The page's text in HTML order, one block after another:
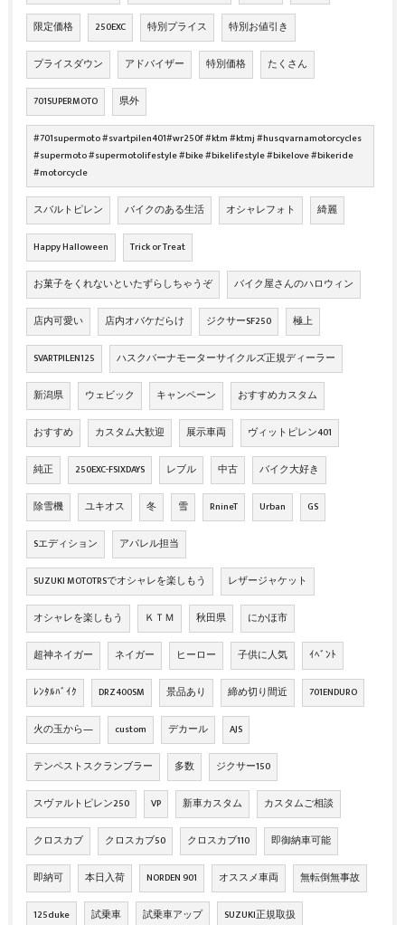
限定価格 250EXC 特別プライス 特別お値引き
プライスダウン アドバイザー 特別価格 たくさん
701SUPERMOTO 県外
#701supermoto #svartpilen401#wr250f #ktm #ktmj #husqvarnamotorcycles
#supermoto #supermotolifestyle #bike #bikelifestyle #bikelove #bikeride
#motorcycle
スバルトピレン バイクのある生活 オシャレフォト 綺麗
Happy Halloween Trick or Treat
お菓子をくれないといたずらしちゃうぞ バイク屋さんのハロウィン
店内可愛い 店内オバケだらけ ジクサーSF250 極上
SVARTPILEN125 ハスクバーナモーターサイクルズ正規ディーラー
新潟県 ウェビック キャンペーン おすすめカスタム
おすすめ カスタム大歓迎 展示車両 ヴィットピレン401
純正 250EXC-FSIXDAYS レブル 中古 バイク大好き
除雪機 ユキオス 冬 雪 RnineT Urban GS
Sエディション アパレル担当
SUZUKI MOTOTRSでオシャレを楽しもう レザージャケット
オシャレを楽しもう ＫＴＭ 秋田県 にかほ市
超神ネイガー ネイガー ヒーロー 子供に人気 ｲﾍﾞﾝﾄ
ﾚﾝﾀﾙﾊﾞｲｸ DRZ400SM 景品あり 締め切り間近 701ENDURO
火の玉から― custom デカール AJS
テンペストスクランブラー 多数 ジクサー150
スヴァルトピレン250 VP 新車カスタム カスタムご相談
クロスカブ クロスカブ50 クロスカブ110 即御納車可能
即納可 本日入荷 NORDEN 901 オススメ車両 無転倒無事故
125duke 試乗車 試乗車アップ SUZUKI正規取扱